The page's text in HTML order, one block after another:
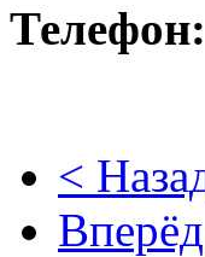
Телефон:
<